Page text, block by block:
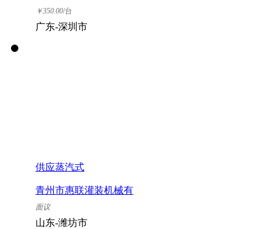
司
￥350.00/台
广东-深圳市
供应蒸汽式
青州市惠联灌装机械有
限公司
面议
山东-潍坊市